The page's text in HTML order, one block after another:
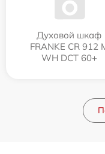
Духовой шкаф
FRANKE CR 912
WH DCT 60+